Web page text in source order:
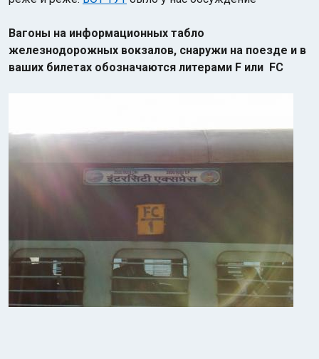
Вагоны на информационных табло
железнодорожных вокзалов, снаружи на поезде и в
ваших билетах обозначаются литерами F или FC